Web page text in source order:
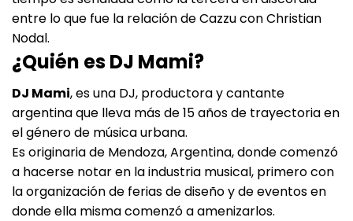
entre lo que fue la relación de Cazzu con Christian
Nodal.
¿Quién es DJ Mami?
DJ Mami, es una DJ, productora y cantante
argentina que lleva más de 15 años de trayectoria en
el género de música urbana.
Es originaria de Mendoza, Argentina, donde comenzó
a hacerse notar en la industria musical, primero con
la organización de ferias de diseño y de eventos en
donde ella misma comenzó a amenizarlos.